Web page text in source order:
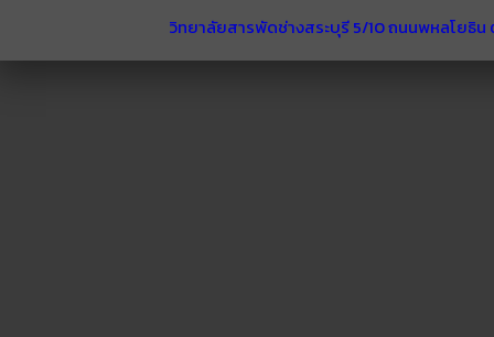
วิทยาลัยสารพัดช่างสระบุรี 5/10 ถนนพหลโยธิ